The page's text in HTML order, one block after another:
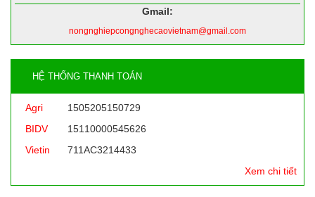
Gmail:
nongnghiepcongnghecaovietnam@gmail.com
HỆ THỐNG THANH TOÁN
Agri
1505205150729
BIDV
15110000545626
Vietin
711AC3214433
Xem chi tiết